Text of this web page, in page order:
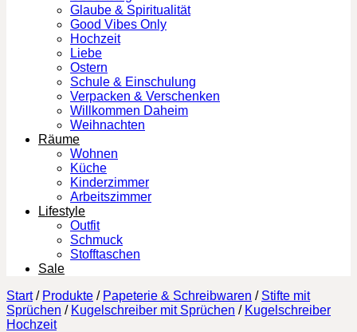
Glaube & Spiritualität
Good Vibes Only
Hochzeit
Liebe
Ostern
Schule & Einschulung
Verpacken & Verschenken
Willkommen Daheim
Weihnachten
Räume
Wohnen
Küche
Kinderzimmer
Arbeitszimmer
Lifestyle
Outfit
Schmuck
Stofftaschen
Sale
Start / Produkte / Papeterie & Schreibwaren / Stifte mit
Sprüchen / Kugelschreiber mit Sprüchen / Kugelschreiber
Hochzeit